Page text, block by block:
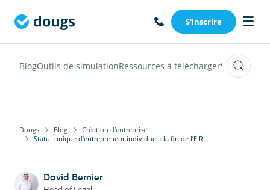
S'inscrire
BlogOutils de simulationRessources à téléchargerWebinars
Dougs Blog
Création d'entreprise
Statut unique d’entrepreneur individuel : la fin de l’EIRL
David Bernier